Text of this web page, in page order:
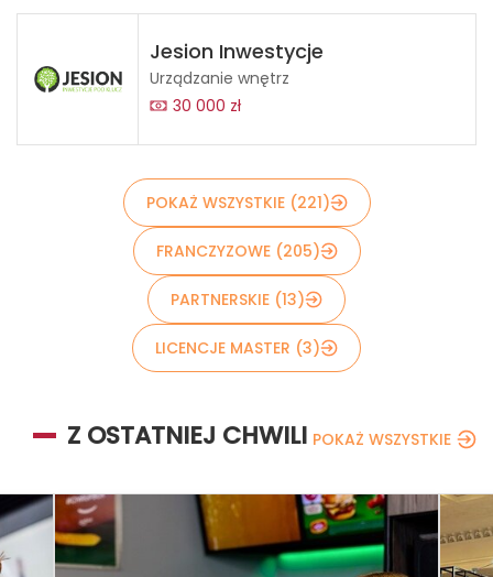
Jesion Inwestycje
Urządzanie wnętrz
30 000 zł
POKAŻ WSZYSTKIE (221)
FRANCZYZOWE (205)
PARTNERSKIE (13)
LICENCJE MASTER (3)
Z OSTATNIEJ CHWILI POKAŻ WSZYSTKIE